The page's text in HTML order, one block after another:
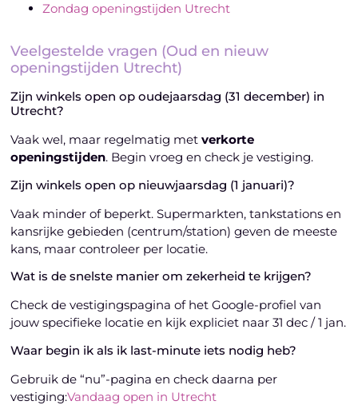
Zondag openingstijden Utrecht
Veelgestelde vragen (Oud en nieuw
openingstijden Utrecht)
Zijn winkels open op oudejaarsdag (31 december) in
Utrecht?
Vaak wel, maar regelmatig metverkorte
openingstijden. Begin vroeg en check je vestiging.
Zijn winkels open op nieuwjaarsdag (1 januari)?
Vaak minder of beperkt. Supermarkten, tankstations en
kansrijke gebieden (centrum/station) geven de meeste
kans, maar controleer per locatie.
Wat is de snelste manier om zekerheid te krijgen?
Check de vestigingspagina of het Google-profiel van
jouw specifieke locatie en kijk expliciet naar 31 dec / 1 jan.
Waar begin ik als ik last-minute iets nodig heb?
Gebruik de “nu”-pagina en check daarna per
vestiging:Vandaag open in Utrecht